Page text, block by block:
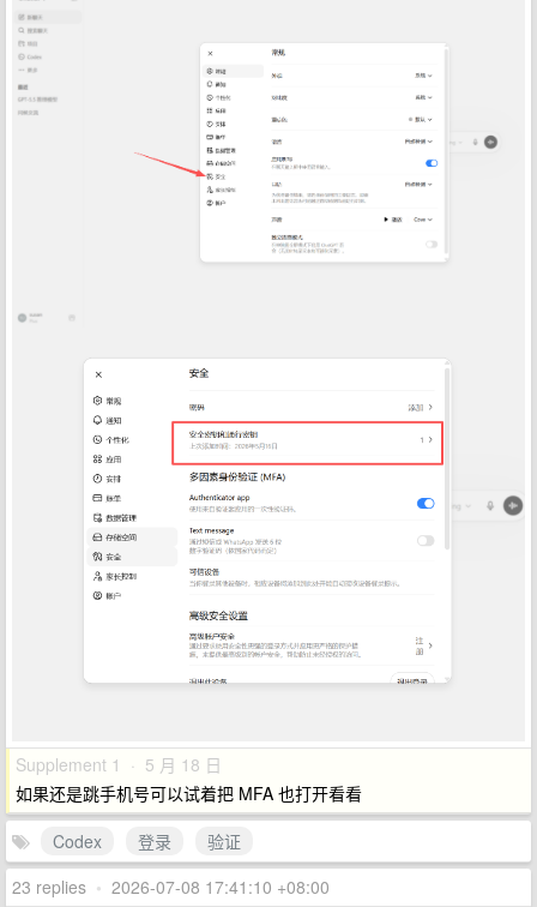
Supplement 1 · 5 月 18 日
如果还是跳手机号可以试着把 MFA 也打开看看
Codex
登录
验证
23 replies • 2026-07-08 17:41:10 +08:00